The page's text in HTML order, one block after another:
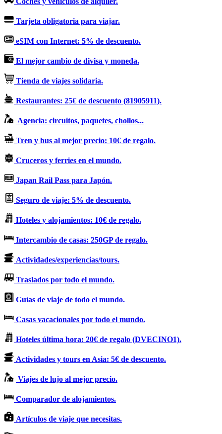
Tarjeta obligatoria para viajar.
eSIM con Internet: 5% de descuento.
El mejor cambio de divisa y moneda.
Tienda de viajes solidaria.
Restaurantes: 25€ de descuento (81905911).
Agencia: circuitos, paquetes, chollos...
Tren y bus al mejor precio: 10€ de regalo.
Cruceros y ferries en el mundo.
Japan Rail Pass para Japón.
Seguro de viaje: 5% de descuento.
Hoteles y alojamientos: 10€ de regalo.
Intercambio de casas: 250GP de regalo.
Actividades/experiencias/tours.
Traslados por todo el mundo.
Guías de viaje de todo el mundo.
Casas vacacionales por todo el mundo.
Hoteles última hora: 20€ de regalo (DVECINO1).
Actividades y tours en Asia: 5€ de descuento.
Viajes de lujo al mejor precio.
Comparador de alojamientos.
Artículos de viaje que necesitas.